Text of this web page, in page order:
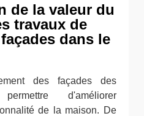
de la valeur du
travaux de
dans le
des façades des
d'améliorer
de la maison. De